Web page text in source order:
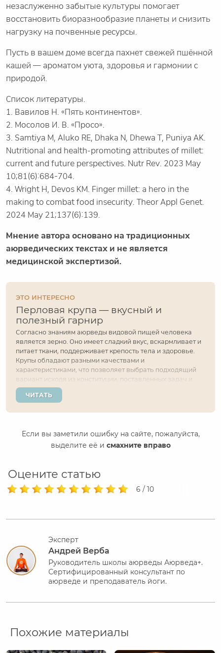
незаслуженно забытые культуры помогает
восстановить биоразнообразие планеты и снизить
нагрузку на почвенные ресурсы.
Пусть в вашем доме всегда пахнет свежей пшённой
кашей — ароматом уюта, здоровья и гармонии с
природой.
Список литературы.
1. Вавилов Н. «Пять континентов».
2. Мосолов И. В. «Просо».
3. Samtiya M, Aluko RE, Dhaka N, Dhewa T, Puniya AK.
Nutritional and health-promoting attributes of millet:
current and future perspectives. Nutr Rev. 2023 May
10;81(6):684-704.
4. Wright H, Devos KM. Finger millet: a hero in the
making to combat food insecurity. Theor Appl Genet.
2024 May 21;137(6):139.
Мнение автора основано на традиционных
аюрведических текстах и не является
медицинской экспертизой.
ЭТО ИНТЕРЕСНО
Перловая крупа — вкусный и
полезный гарнир
Согласно знаниям аюрведы видовой пищей человека
является зерно. Оно имеет сладкий вкус, вскармливает и
питает ткани, поддерживает крепость тела и здоровье.
Крупы обладают разными качествами и
характеристиками, что позволяет выбрать подходящий
вариант исходя из конституции, поставленных задач и
вкусовых предпочтений. В этой статье поговорим о
растении ячмень и о перловке — крупе, получаемой из...
ЧИТАТЬ
Если вы заметили ошибку на сайте, пожалуйста,
выделите её и смахните вправо
Оцените статью
6 / 10
Эксперт
Андрей Верба
Руководитель школы аюрведы Аюрведа+.
Сертифицированный консультант по
аюрведе и преподаватель йоги.
Похожие материалы